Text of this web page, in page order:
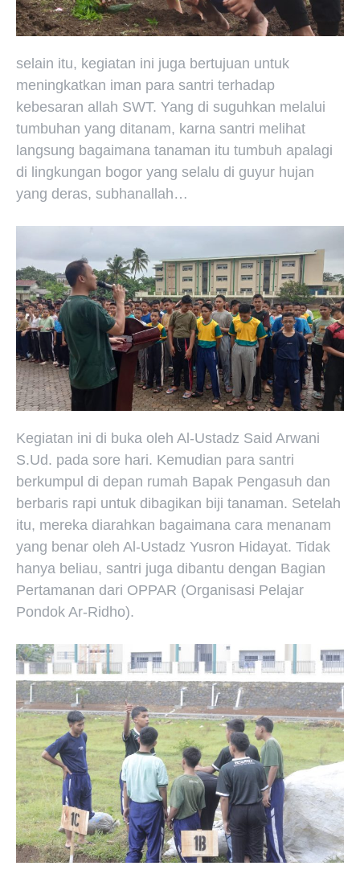
selain itu, kegiatan ini juga bertujuan untuk
meningkatkan iman para santri terhadap
kebesaran allah SWT. Yang di suguhkan melalui
tumbuhan yang ditanam, karna santri melihat
langsung bagaimana tanaman itu tumbuh apalagi
di lingkungan bogor yang selalu di guyur hujan
yang deras, subhanallah…
Kegiatan ini di buka oleh Al-Ustadz Said Arwani
S.Ud. pada sore hari. Kemudian para santri
berkumpul di depan rumah Bapak Pengasuh dan
berbaris rapi untuk dibagikan biji tanaman. Setelah
itu, mereka diarahkan bagaimana cara menanam
yang benar oleh Al-Ustadz Yusron Hidayat. Tidak
hanya beliau, santri juga dibantu dengan Bagian
Pertamanan dari OPPAR (Organisasi Pelajar
Pondok Ar-Ridho).